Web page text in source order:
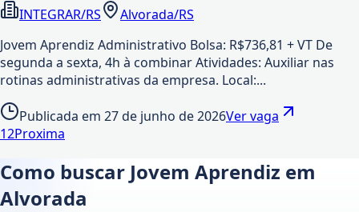
INTEGRAR/RS
Alvorada/RS
Jovem Aprendiz Administrativo Bolsa: R$736,81 + VT De
segunda a sexta, 4h à combinar Atividades: Auxiliar nas
rotinas administrativas da empresa. Local:...
Publicada em 27 de junho de 2026Ver vaga
12Proxima
Como buscar Jovem Aprendiz em
Alvorada